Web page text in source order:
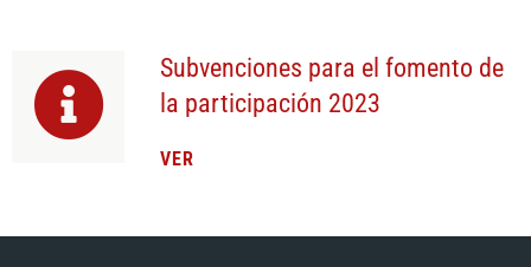
Subvenciones para el fomento de
la participación 2023
VER